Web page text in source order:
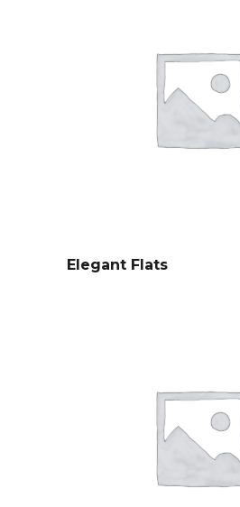
Añadir Al Carrito
Elegant Flats